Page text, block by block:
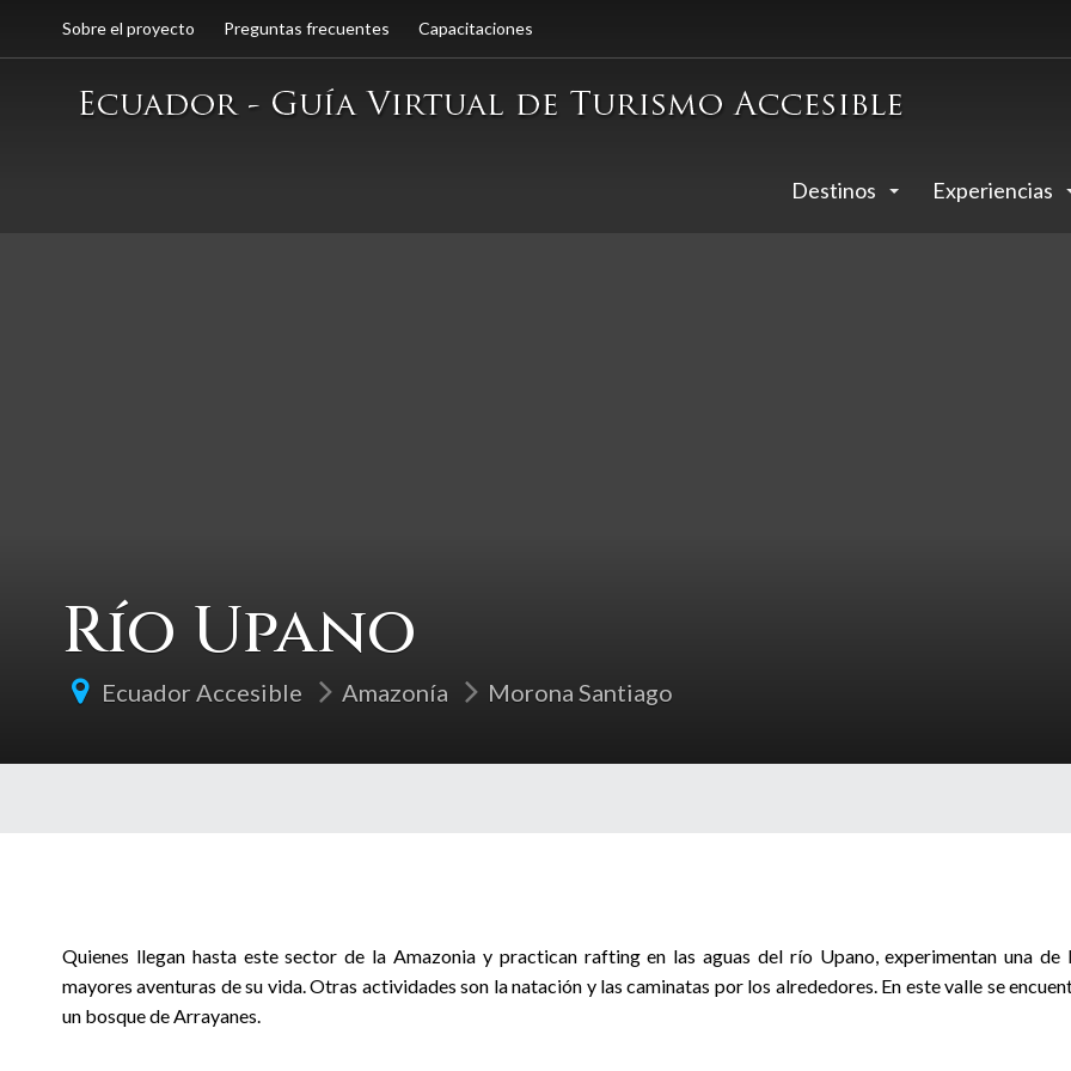
Sobre el proyecto Preguntas frecuentes Capacitaciones
Destinos Experiencias
Río Upano
Ecuador Accesible Amazonía Morona Santiago
Quienes llegan hasta este sector de la Amazonia y practican rafting en las aguas del río Upano, experimentan una de
mayores aventuras de su vida. Otras actividades son la natación y las caminatas por los alrededores. En este valle se
un bosque de Arrayanes.